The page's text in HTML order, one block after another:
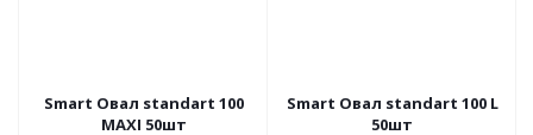
Smart Овал standart 100
MAXI 50шт
Smart Овал standart 100 L
50шт